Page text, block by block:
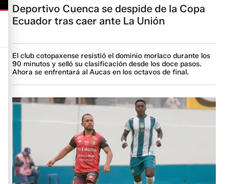
Deportivo Cuenca se despide de la Copa
Ecuador tras caer ante La Unión
El club cotopaxense resistió el dominio morlaco durante los
90 minutos y selló su clasificación desde los doce pasos.
Ahora se enfrentará al Aucas en los octavos de final.